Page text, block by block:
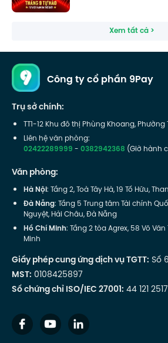
Xem tất cả >
Công ty cổ phần 9Pay
Trụ sở chính:
TT1-12 Khu đô thị Phùng Khoang,
Liên hệ văn phòng:
02422289999-0382942368 (Giờ hành
Văn phòng:
Hà Nội: Tầng 2, Toà Tây Hà, 19 Tố Hữu,
Đà Nẵng: Tầng 5 Trung tâm Tài chính
Nguyệt, Hải Châu, Đà Nẵng
Hồ Chí Minh: Tầng 2 tòa Agrex, 58 Võ
Minh
Giấy phép cung ứng dịch vụ TGTT: Số
MST: 0108425897
Số chứng chỉ ISO/IEC 27001: 44 121